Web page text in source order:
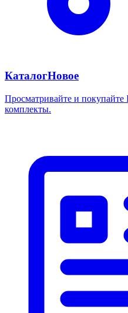
КаталогНовое
Просматривайте и покупайте
комплекты.